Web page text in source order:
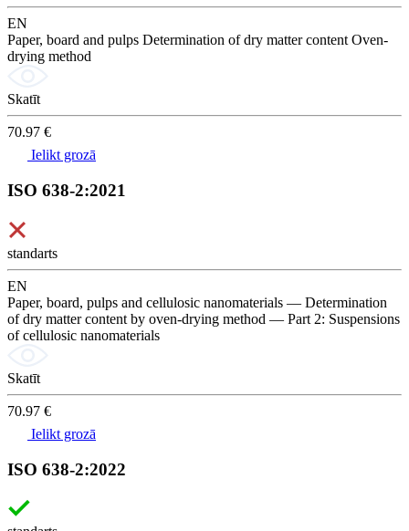
EN
Paper, board and pulps Determination of dry matter content Oven-
drying method
Skatīt
70.97 €
Ielikt grozā
ISO 638-2:2021
standarts
EN
Paper, board, pulps and cellulosic nanomaterials — Determination
of dry matter content by oven-drying method — Part 2: Suspensions
of cellulosic nanomaterials
Skatīt
70.97 €
Ielikt grozā
ISO 638-2:2022